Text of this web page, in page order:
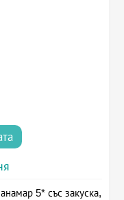
5* със закуска,